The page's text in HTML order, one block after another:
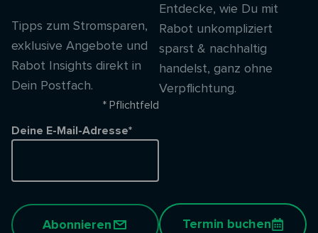
Tipps zum Stromsparen,
exklusive Angebote und
Rabot Insights direkt in
Dein Postfach.
* Pflichtfeld
Deine E-Mail-Adresse*
Abonnieren
Entdecke, wie Du mit
Rabot unkompliziert
sparst & nachhaltig
handelst, ganz ohne
Verpflichtung.
Termin buchen